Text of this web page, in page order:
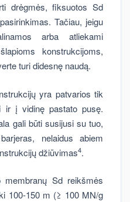
drėgmės, fiksuotos Sd
Tačiau, jeigu
arba atliekami
konstrukcijoms,
turi didesnę naudą.
yra patvarios tik
ir į vidinę pastato pusę.
gali būti susijusi su tuo,
nelaidus abiem
džiūvimas4.
membranų Sd reikšmės
100-150 m (≥ 100 MN/g